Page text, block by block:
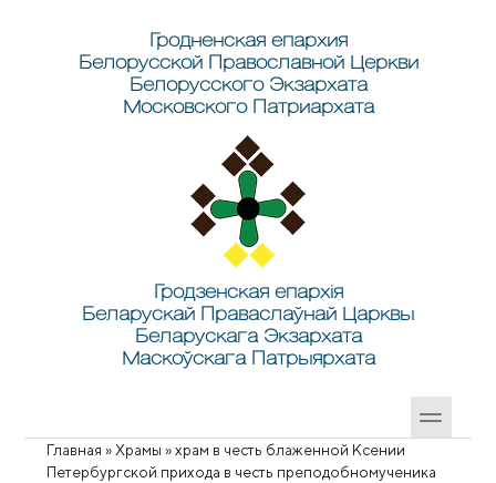
Гродненская епархия
Белорусской Православной Церкви
Белорусского Экзархата
Московского Патриархата
Гродзенская епархія
Беларускай Праваслаўнай Царквы
Беларускага Экзархата
Маскоўскага Патрыярхата
Вы здесь
Главная »Храмы »храм в честь блаженной Ксении
Петербургской прихода в честь преподобномученика